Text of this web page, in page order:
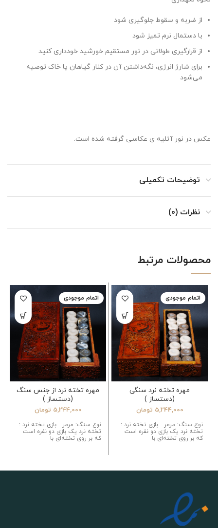
از ضربه و سقوط جلوگیری شود
با دستمال نرم تمیز شود
از قرارگیری طولانی در نور مستقیم خورشید خودداری کنید
برای شارژ انرژی، نگه‌داشتن آن در کنار گیاهان یا خاک توصیه
می‌شود
عکس در نور آتلیه ی عکاسی گرفته شده است.
توضیحات تکمیلی
نظرات (0)
محصولات مرتبط
اتمام موجودی
مهره تخته نرد سنگی
(دستساز )
5,244,000 تومان
نوع سنگ: مرمر بازی تخته نرد :
تخته نرد یک بازی دو نفره است
که بر روی تخته‌ای با
اتمام موجودی
مهره تخته نرد از جنس سنگ
(دستساز )
5,244,000 تومان
نوع سنگ: مرمر بازی تخته نرد :
تخته نرد یک بازی دو نفره است
که بر روی تخته‌ای با